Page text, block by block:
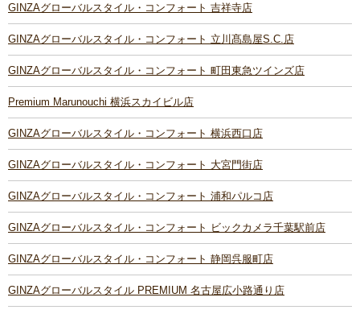
GINZAグローバルスタイル・コンフォート 吉祥寺店
GINZAグローバルスタイル・コンフォート 立川髙島屋S.C.店
GINZAグローバルスタイル・コンフォート 町田東急ツインズ店
Premium Marunouchi 横浜スカイビル店
GINZAグローバルスタイル・コンフォート 横浜西口店
GINZAグローバルスタイル・コンフォート 大宮門街店
GINZAグローバルスタイル・コンフォート 浦和パルコ店
GINZAグローバルスタイル・コンフォート ビックカメラ千葉駅前店
GINZAグローバルスタイル・コンフォート 静岡呉服町店
GINZAグローバルスタイル PREMIUM 名古屋広小路通り店